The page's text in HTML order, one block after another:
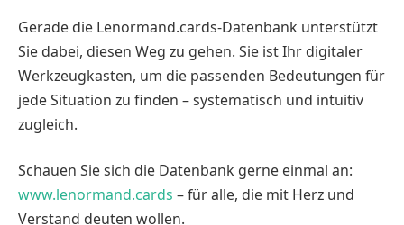
Gerade die Lenormand.cards-Datenbank unterstützt
Sie dabei, diesen Weg zu gehen. Sie ist Ihr digitaler
Werkzeugkasten, um die passenden Bedeutungen für
jede Situation zu finden – systematisch und intuitiv
zugleich.
Schauen Sie sich die Datenbank gerne einmal an:
www.lenormand.cards – für alle, die mit Herz und
Verstand deuten wollen.